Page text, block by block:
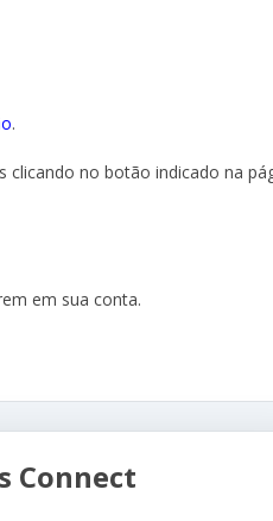
.
clicando no botão indicado na
em sua conta.
Connect